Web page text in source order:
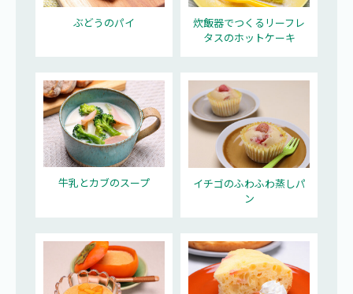
ぶどうのパイ
炊飯器でつくるリーフレ
タスのホットケーキ
牛乳とカブのスープ
イチゴのふわふわ蒸しパ
ン